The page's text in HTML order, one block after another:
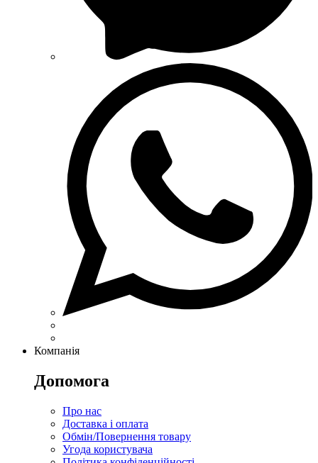
Компанія
Допомога
Про нас
Доставка і оплата
Обмін/Повернення товару
Угода користувача